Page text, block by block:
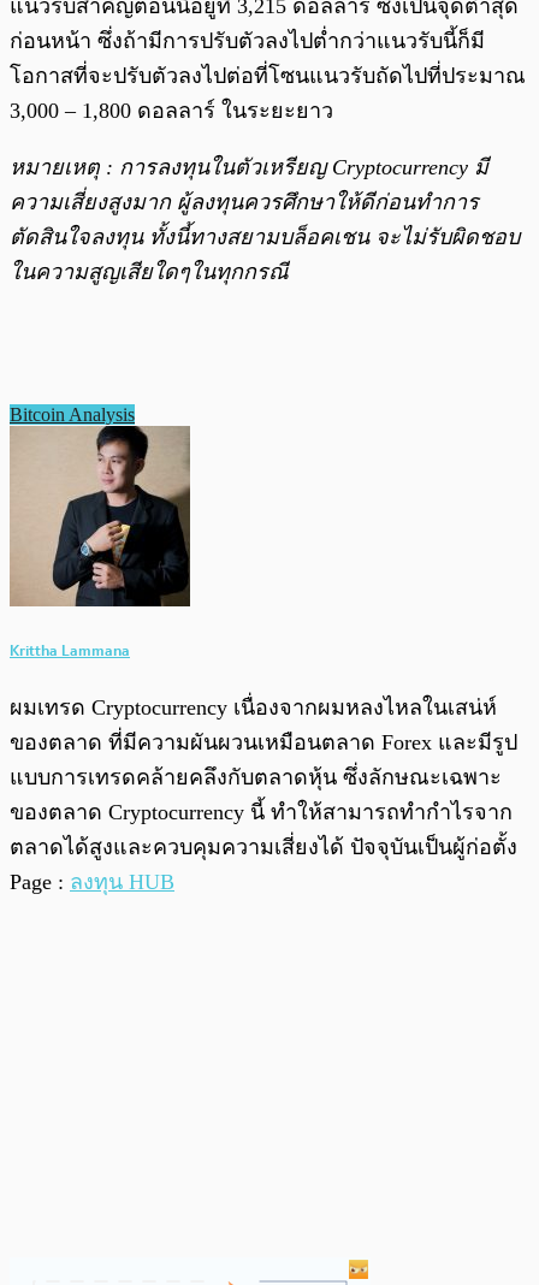
แนวรับสำคัญตอนนี้อยู่ที่ 3,215 ดอลลาร์ ซึ่งเป็นจุดต่ำสุด
ก่อนหน้า ซึ่งถ้ามีการปรับตัวลงไปต่ำกว่าแนวรับนี้ก็มี
โอกาสที่จะปรับตัวลงไปต่อที่โซนแนวรับถัดไปที่ประมาณ
3,000 – 1,800 ดอลลาร์ ในระยะยาว
หมายเหตุ : การลงทุนในตัวเหรียญ Cryptocurrency มี
ความเสี่ยงสูงมาก ผู้ลงทุนควรศึกษาให้ดีก่อนทำการ
ตัดสินใจลงทุน ทั้งนี้ทางสยามบล็อคเชน จะไม่รับผิดชอบ
ในความสูญเสียใดๆในทุกกรณี
Bitcoin Analysis
Krittha Lammana
ผมเทรด Cryptocurrency เนื่องจากผมหลงไหลในเสน่ห์
ของตลาด ที่มีความผันผวนเหมือนตลาด Forex และมีรูป
แบบการเทรดคล้ายคลึงกับตลาดหุ้น ซึ่งลักษณะเฉพาะ
ของตลาด Cryptocurrency นี้ ทำให้สามารถทำกำไรจาก
ตลาดได้สูงและควบคุมความเสี่ยงได้ ปัจจุบันเป็นผู้ก่อตั้ง
Page : ลงทุน HUB